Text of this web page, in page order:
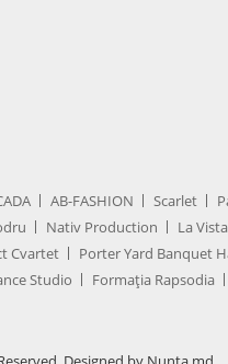
AB-FASHION Scarlet
Nativ Production La Vista
Cvartet Porter Yard Banquet
Studio Formația Rapsodia